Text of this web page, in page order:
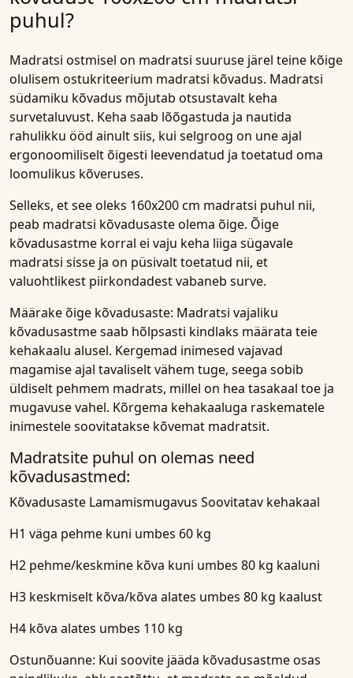
puhul?
Madratsi ostmisel on madratsi suuruse järel teine kõige
olulisem ostukriteerium madratsi kõvadus. Madratsi
südamiku kõvadus mõjutab otsustavalt keha
survetaluvust. Keha saab lõõgastuda ja nautida
rahulikku ööd ainult siis, kui selgroog on une ajal
ergonoomiliselt õigesti leevendatud ja toetatud oma
loomulikus kõveruses.
Selleks, et see oleks 160x200 cm madratsi puhul nii,
peab madratsi kõvadusaste olema õige. Õige
kõvadusastme korral ei vaju keha liiga sügavale
madratsi sisse ja on püsivalt toetatud nii, et
valuohtlikest piirkondadest vabaneb surve.
Määrake õige kõvadusaste: Madratsi vajaliku
kõvadusastme saab hõlpsasti kindlaks määrata teie
kehakaalu alusel. Kergemad inimesed vajavad
magamise ajal tavaliselt vähem tuge, seega sobib
üldiselt pehmem madrats, millel on hea tasakaal toe ja
mugavuse vahel. Kõrgema kehakaaluga raskematele
inimestele soovitatakse kõvemat madratsit.
Madratsite puhul on olemas need
kõvadusastmed:
Kõvadusaste Lamamismugavus Soovitatav kehakaal
H1 väga pehme kuni umbes 60 kg
H2 pehme/keskmine kõva kuni umbes 80 kg kaaluni
H3 keskmiselt kõva/kõva alates umbes 80 kg kaalust
H4 kõva alates umbes 110 kg
Ostunõuanne: Kui soovite jääda kõvadusastme osas